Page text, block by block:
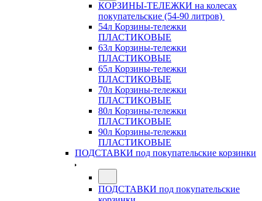
КОРЗИНЫ-ТЕЛЕЖКИ на колесах
покупательские (54-90 литров)
54л Корзины-тележки
ПЛАСТИКОВЫЕ
63л Корзины-тележки
ПЛАСТИКОВЫЕ
65л Корзины-тележки
ПЛАСТИКОВЫЕ
70л Корзины-тележки
ПЛАСТИКОВЫЕ
80л Корзины-тележки
ПЛАСТИКОВЫЕ
90л Корзины-тележки
ПЛАСТИКОВЫЕ
ПОДСТАВКИ под покупательские корзинки
ПОДСТАВКИ под покупательские